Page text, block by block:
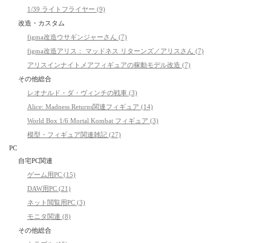
1/39 ライトフライヤー (9)
改造・カスタム
figma改造ウサギンジャーさん (7)
figma改造アリス： マッドネス リターンズ／アリスさん (7)
アリスインナイトメアフィギュアの稼動モデル改造 (7)
その他総合
レオナルド・ダ・ヴィンチの戦車 (3)
Alice: Madness Returns関連フィギュア (14)
World Box 1/6 Mortal Kombat フィギュア (3)
模型・フィギュア関連雑記 (27)
PC
自宅PC関連
ゲーム用PC (15)
DAW用PC (21)
ネット閲覧用PC (3)
モニタ関連 (8)
その他総合